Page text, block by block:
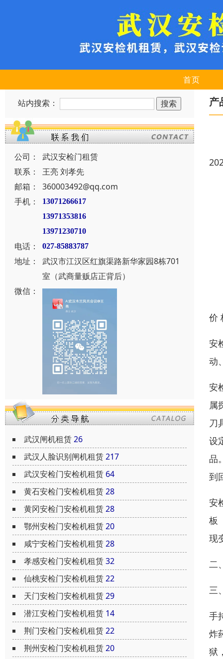
首页
站内搜索：
公司：
武汉安检门租赁
联系：
王亮 刘孝先
邮箱：
360003492@qq.com
手机：
13071266617
13971353816
13971230710
电话： 027-85883787
地址：
武汉市江汉区红旗渠路新华家园8栋701
室（武商量贩店正背后）
微信：
武汉闸机租赁26
武汉人脸识别闸机租赁217
武汉安检门安检机租赁 64
黄石安检门安检机租赁28
黄冈安检门安检机租赁28
鄂州安检门安检机租赁20
咸宁安检门安检机租赁28
孝感安检门安检机租赁32
仙桃安检门安检机租赁22
天门安检门安检机租赁29
潜江安检门安检机租赁 14
荆门安检门安检机租赁22
荆州安检门安检机租赁20
产
价
安
动
安
属
刀
设
品
到
安
板
现
二
三
手
炸
狱